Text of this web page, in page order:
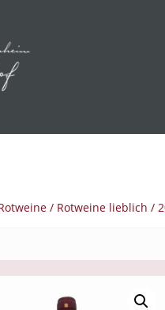
/ Rotweine lieblich /